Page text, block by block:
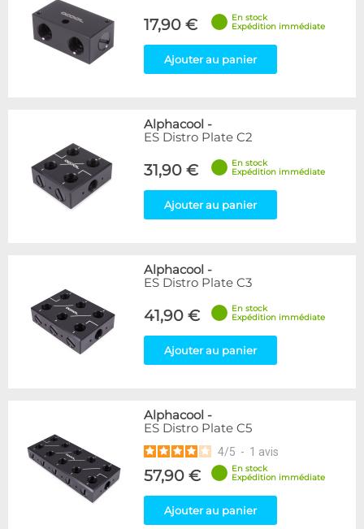
17,90 €
En stock
Expédition immédiate
Ajouter au panier
Alphacool -
ES Distro Plate C2
31,90 €
En stock
Expédition immédiate
Ajouter au panier
Alphacool -
ES Distro Plate C3
41,90 €
En stock
Expédition immédiate
Ajouter au panier
Alphacool -
ES Distro Plate C5
4/5 - 1 avis
57,90 €
En stock
Expédition immédiate
Ajouter au panier